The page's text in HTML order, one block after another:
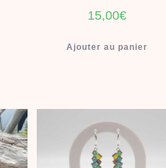
15,00€
Ajouter au panier